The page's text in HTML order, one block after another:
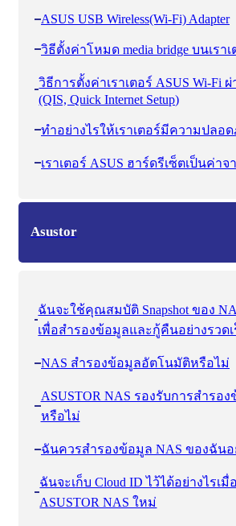
ASUS USB Wireless(Wi-Fi) Adapter
วิธีตั้งค่าโหมด media bridge บนเราเ
วิธีการตั้งค่าเราเตอร์ ASUS Wi-Fi ผ่
(QIS, Quick Internet Setup)
ทำอย่างไรให้เราเตอร์มีความปลอ
เราเตอร์ ASUS ฮาร์ดรีเซ็ตเป็นค่าจ
Asustor
ฉันจะใช้คุณสมบัติ Snapshot ของ
เพื่อสํารองข้อมูลและกู้คืนอย่างรวดเ
NAS สำรองข้อมูลอัตโนมัติหรือไม่
ASUSTOR NAS รองรับการสำร
หรือไม่
ฉันควรสำรองข้อมูล NAS ของฉันอ
ฉันจะเก็บ Cloud ID ไว้ได้อย่างไรเมื่
ASUSTOR NAS ใหม่